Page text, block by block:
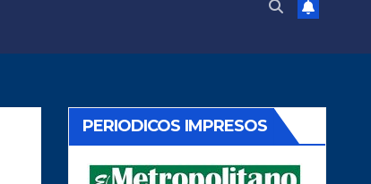
PERIODICOS IMPRESOS